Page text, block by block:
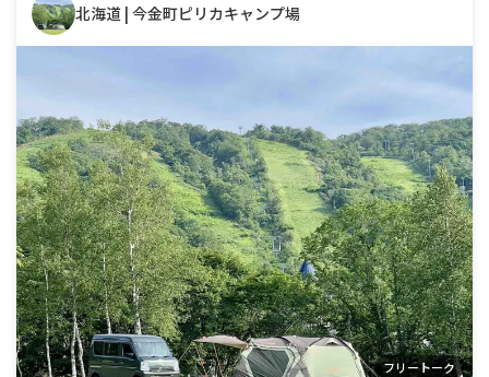
北海道 | 今金町ピリカキャンプ場
フリートーク